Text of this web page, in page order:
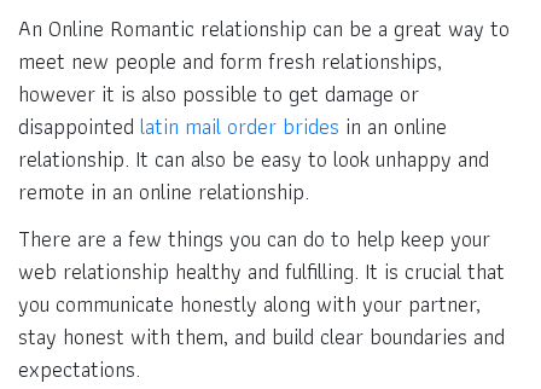
An Online Romantic relationship can be a great way to
meet new people and form fresh relationships,
however it is also possible to get damage or
disappointed latin mail order brides in an online
relationship. It can also be easy to look unhappy and
remote in an online relationship.
There are a few things you can do to help keep your
web relationship healthy and fulfilling. It is crucial that
you communicate honestly along with your partner,
stay honest with them, and build clear boundaries and
expectations.